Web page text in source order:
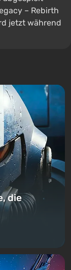
– Rebirth
jetzt während
die